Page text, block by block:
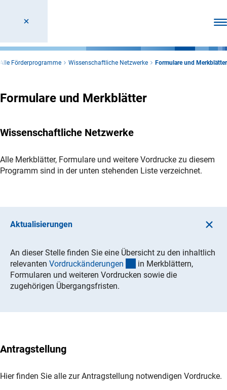
Alle Förderprogramme Wissenschaftliche Netzwerke Formulare und Merkblätter
Formulare und Merkblätter
Wissenschaftliche Netzwerke
Alle Merkblätter, Formulare und weitere Vordrucke zu diesem
Programm sind in der unten stehenden Liste verzeichnet.
Aktualisierungen
An dieser Stelle finden Sie eine Übersicht zu den inhaltlich
relevanten Vordruckänderungen (Download)
in Merkblättern,
Formularen und weiteren Vordrucken sowie die
zugehörigen Übergangsfristen.
Antragstellung
Hier finden Sie alle zur Antragstellung notwendigen Vordrucke.